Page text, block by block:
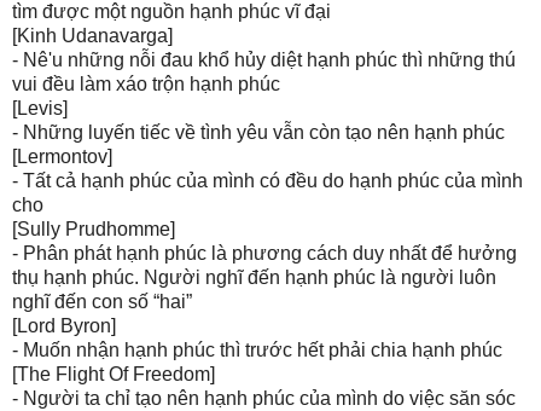
tìm được một nguồn hạnh phúc vĩ đại
[Kinh Udanavarga]
- Nê'u những nỗi đau khổ hủy diệt hạnh phúc thì những thú
vui đều làm xáo trộn hạnh phúc
[Levis]
- Những luyến tiếc về tình yêu vẫn còn tạo nên hạnh phúc
[Lermontov]
- Tất cả hạnh phúc của mình có đều do hạnh phúc của mình
cho
[Sully Prudhomme]
- Phân phát hạnh phúc là phương cách duy nhất để hưởng
thụ hạnh phúc. Người nghĩ đến hạnh phúc là người luôn
nghĩ đến con số “hai”
[Lord Byron]
- Muốn nhận hạnh phúc thì trước hết phải chia hạnh phúc
[The Flight Of Freedom]
- Người ta chỉ tạo nên hạnh phúc của mình do việc săn sóc